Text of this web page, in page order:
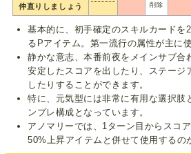
仲直りしましょう
削除
基本的に、初手確定のスキルカードを
るPアイテム。第一流行の属性が主に
静かな意志、本番前夜をメインサブ合
安定したスコアを出したり、ステージ
したりすることができます。
特に、元気型には非常に有用な選択肢
ンプレ構成となっています。
アノマリーでは、1ターン目からスコ
50%上昇アイテムと併せて使用するの